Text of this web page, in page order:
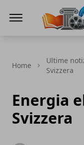
Home
Ultime
Svizzera
Energia
Svizzera